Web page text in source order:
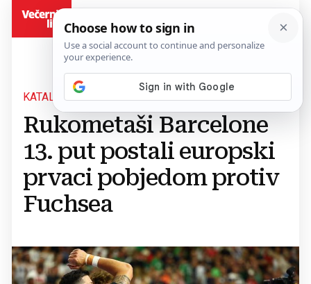
KATALONCI REKORDERI
Rukometaši Barcelone
13. put postali europski
prvaci pobjedom protiv
Fuchsea